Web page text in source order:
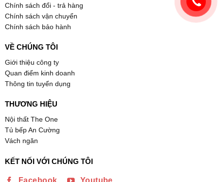
Chính sách đổi - trả hàng
Chính sách vận chuyển
Chính sách bảo hành
VỀ CHÚNG TÔI
Giới thiệu công ty
Quan điểm kinh doanh
Thông tin tuyển dụng
THƯƠNG HIỆU
Nội thất The One
Tủ bếp An Cường
Vách ngăn
KẾT NỐI VỚI CHÚNG TÔI